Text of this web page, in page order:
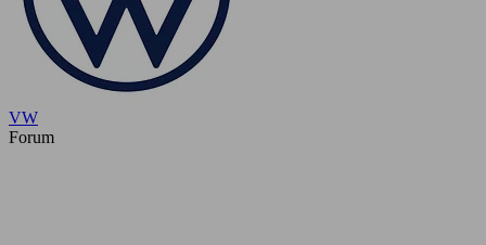
VW
Forum